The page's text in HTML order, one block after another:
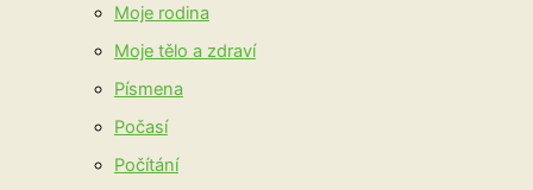
Moje rodina
Moje tělo a zdraví
Písmena
Počasí
Počítání